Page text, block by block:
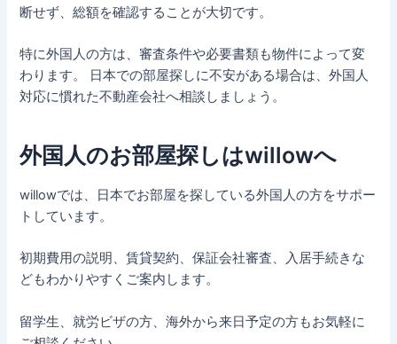
断せず、総額を確認することが大切です。
特に外国人の方は、審査条件や必要書類も物件によって変
わります。 日本での部屋探しに不安がある場合は、外国人
対応に慣れた不動産会社へ相談しましょう。
外国人のお部屋探しはwillowへ
willowでは、日本でお部屋を探している外国人の方をサポー
トしています。
初期費用の説明、賃貸契約、保証会社審査、入居手続きな
どもわかりやすくご案内します。
留学生、就労ビザの方、海外から来日予定の方もお気軽に